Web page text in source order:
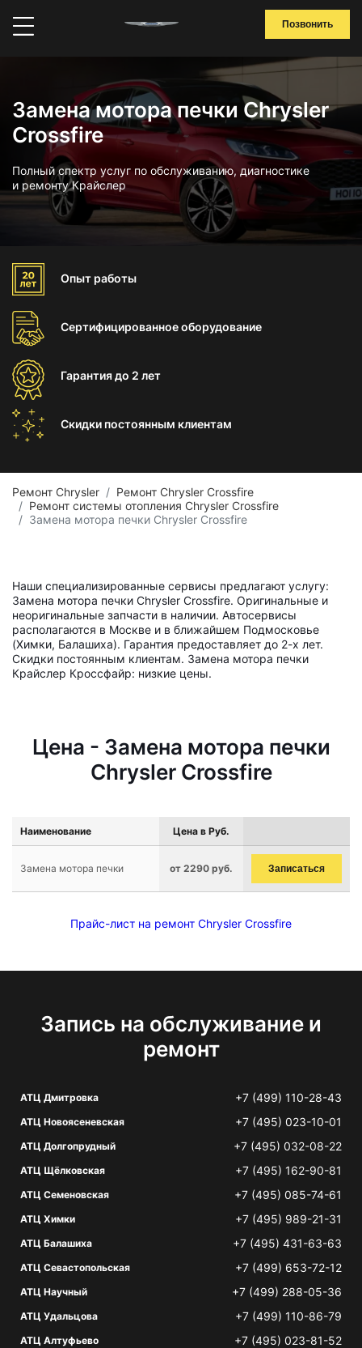
Позвонить
Замена мотора печки Chrysler
Crossfire
Полный спектр услуг по обслуживанию, диагностике
и ремонту Крайслер
Опыт работы
Сертифицированноеоборудование
Гарантиядо 2 лет
Скидки постоянным клиентам
Ремонт Chrysler
Ремонт Chrysler Crossfire
Ремонт системы отопления Chrysler Crossfire
Замена мотора печки Chrysler Crossfire
Наши специализированные сервисы предлагают услугу:
Замена мотора печки Chrysler Crossfire. Оригинальные и
неоригинальные запчасти в наличии. Автосервисы
располагаются в Москве и в ближайшем Подмосковье
(Химки, Балашиха). Гарантия предоставляет до 2-х лет.
Скидки постоянным клиентам. Замена мотора печки
Крайслер Кроссфайр: низкие цены.
Цена - Замена мотора печки
Chrysler Crossfire
Наименование Цена в Руб.
Замена мотора печки от 2290 руб. Записаться
Прайс-лист на ремонт Chrysler Crossfire
Запись на обслуживание и
ремонт
АТЦ Дмитровка +7 (499) 110-28-43
АТЦ Новоясеневская +7 (495) 023-10-01
АТЦ Долгопрудный +7 (495) 032-08-22
АТЦ Щёлковская +7 (495) 162-90-81
АТЦ Семеновская +7 (495) 085-74-61
АТЦ Химки +7 (495) 989-21-31
АТЦ Балашиха +7 (495) 431-63-63
АТЦ Севастопольская +7 (499) 653-72-12
АТЦ Научный +7 (499) 288-05-36
АТЦ Удальцова +7 (499) 110-86-79
АТЦ Алтуфьево +7 (495) 023-81-52